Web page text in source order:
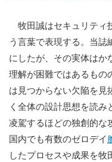
牧田誠はセキュリティ
う言葉で表現する。当
にしたが、その実体はか
理解が困難ではあるもの
は見つからない欠陥を見
く全体の設計思想を読
凌駕するほどの独創的な
国内でも有数のゼロデイ
したプロセスや成果を